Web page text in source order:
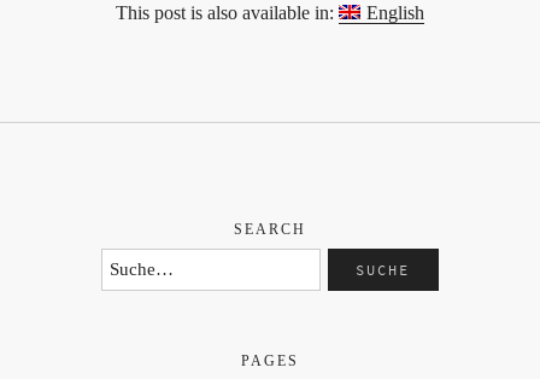
This post is also available in: English
SEARCH
PAGES